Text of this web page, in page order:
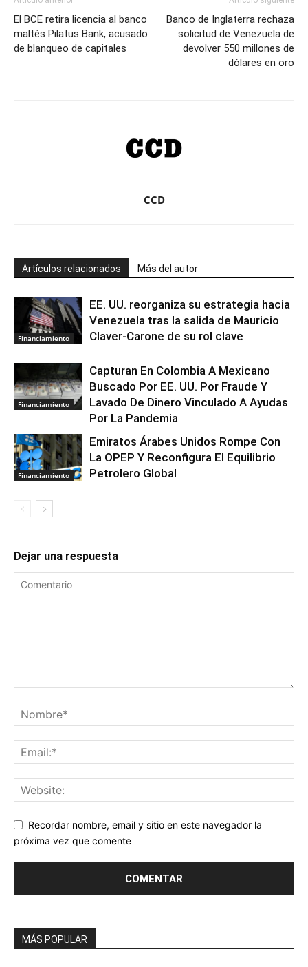
El BCE retira licencia al banco
maltés Pilatus Bank, acusado
de blanqueo de capitales
Banco de Inglaterra rechaza
solicitud de Venezuela de
devolver 550 millones de
dólares en oro
CCD
Artículos relacionados Más del autor
Financiamiento
EE. UU. reorganiza su estrategia hacia
Venezuela tras la salida de Mauricio
Claver-Carone de su rol clave
Financiamiento
Capturan En Colombia A Mexicano
Buscado Por EE. UU. Por Fraude Y
Lavado De Dinero Vinculado A Ayudas
Por La Pandemia
Financiamiento
Emiratos Árabes Unidos Rompe Con
La OPEP Y Reconfigura El Equilibrio
Petrolero Global
Dejar una respuesta
Recordar nombre, email y sitio en este navegador la
próxima vez que comente
MÁS POPULAR